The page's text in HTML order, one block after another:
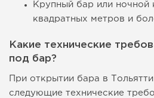
Крупный бар или ночной
квадратных метров и
Какие технические
под бар?
При открытии бара в
следующие технические